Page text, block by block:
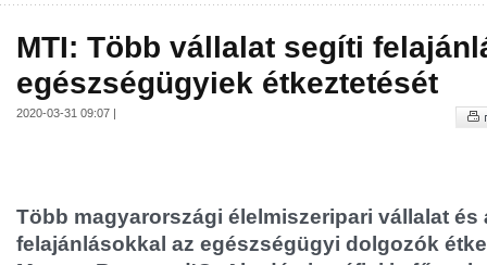
MTI: Több vállalat segíti
egészségügyiek étkeztetését
2020-03-31 09:07 |
Több magyarországi élelmiszeripari vállalat és
felajánlásokkal az egészségügyi dolgozók